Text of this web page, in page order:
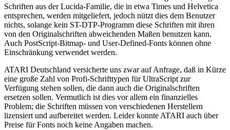
Schriften aus der Lucida-Familie, die in etwa Times und Helvetica
entsprechen, werden mitgeliefert, jedoch nützt dies dem Benutzer
nichts, solange kein ST-DTP-Programm diese Schriften mit ihren
von den Originalschriften abweichenden Maßen benutzen kann.
Auch PostScript-Bitmap- und User-Defined-Fonts können ohne
Einschränkung verwendet werden.
ATARI Deutschland versicherte uns zwar auf Anfrage, daß in Kürze
eine große Zahl von Profi-Schrifttypen für UltraScript zur
Verfügung stehen sollen, die dann auch die Originalschriften
ersetzen sollen. Vermutlich ist dies vor allem ein finanzielles
Problem; die Schriften müssen von verschiedenen Herstellern
lizensiert und aufbereitet werden. Leider konnte ATARI auch über
Preise für Fonts noch keine Angaben machen.